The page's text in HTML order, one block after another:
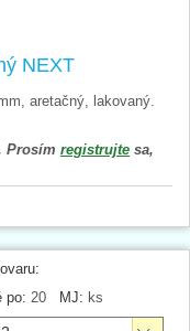
NEXT
aretačný, lakovaný.
Prosím registrujte sa,
po: 20 MJ: ks